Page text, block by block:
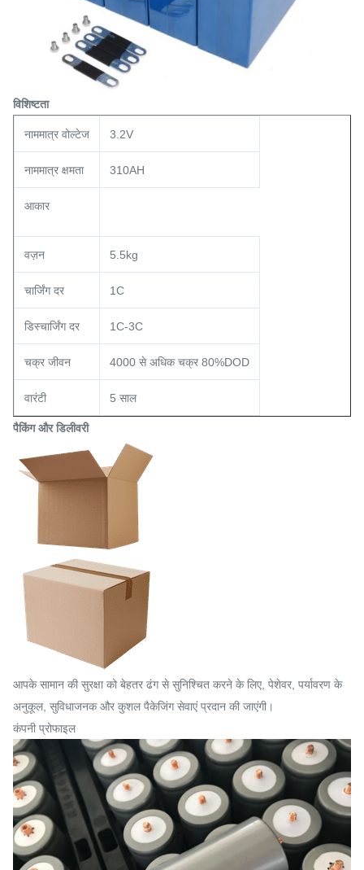
विशिष्टता
नाममात्र वोल्टेज 3.2V
नाममात्र क्षमता 310AH
आकार
वज़न 5.5kg
चार्जिंग दर 1C
डिस्चार्जिंग दर 1C-3C
चक्र जीवन 4000 से अधिक चक्र 80%DOD
वारंटी 5 साल
पैकिंग और डिलीवरी
आपके सामान की सुरक्षा को बेहतर ढंग से सुनिश्चित करने के लिए, पेशेवर, पर्यावरण के
अनुकूल, सुविधाजनक और कुशल पैकेजिंग सेवाएं प्रदान की जाएंगी।
कंपनी प्रोफाइल